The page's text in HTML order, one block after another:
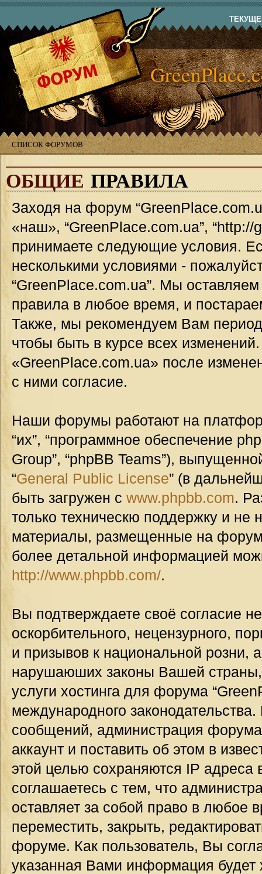
СПИСОК ФОРУМОВ
ОБЩИЕ ПРАВИЛА
Заходя на форум
«наш», “GreenPlace.com.ua”,
принимаете следующие условия.
несколькими условиями -
“GreenPlace.com.ua”. Мы
правила в любое время, и
Также, мы рекомендуем Вам
чтобы быть в курсе всех
«GreenPlace.com.ua» после
с ними согласие.
Наши форумы работают на
“их”, “программное обеспечение
Group”, “phpBB Teams”),
“General Public License” (в
быть загружен с www.phpbb.com.
только техническю поддержку и не
материалы, размещенные на
более детальной информацией
http://www.phpbb.com/.
Вы подтверждаете своё согласие
оскорбительного, нецензурного,
и призывов к национальной розни,
нарушаюших законы Вашей страны,
услуги хостинга для форума
международного
сообщений, администрация
аккаунт и поставить об этом в
этой целью сохраняются IP
соглашаетесь с тем, что
оставляет за собой право в любое
переместить, закрыть,
форуме. Как пользователь, Вы
указанная Вами информация будет